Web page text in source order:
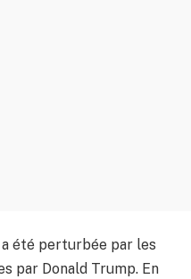
été perturbée par les
par Donald Trump. En